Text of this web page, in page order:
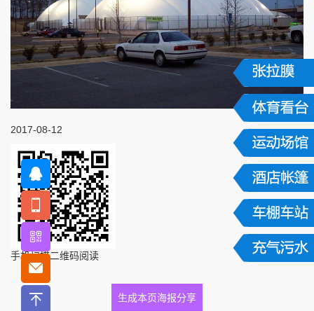
2017-08-12
手机扫描二维码阅读
生成本页海报分享